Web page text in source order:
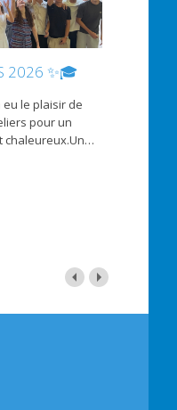
2026 ✨🎓
eu le plaisir de
pour un
chaleureux.Un…